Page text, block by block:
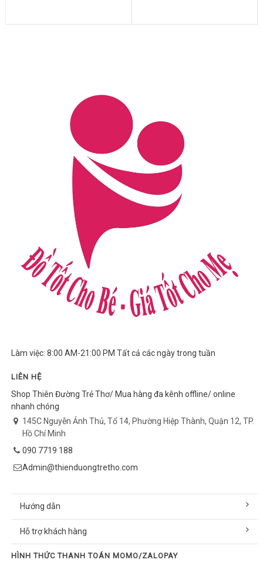
Làm việc: 8:00 AM-21:00 PM Tất cả các ngày trong tuần
LIÊN HỆ
Shop Thiên Đường Trẻ Thơ/ Mua hàng đa kênh offline/ online
nhanh chóng
145C Nguyễn Ảnh Thủ, Tổ 14, Phường Hiệp Thành, Quận 12, TP.
Hồ Chí Minh
090 7719 188
Admin@thienduongtretho.com
Hướng dẫn
Hỗ trợ khách hàng
HÌNH THỨC THANH TOÁN MOMO/ZALOPAY